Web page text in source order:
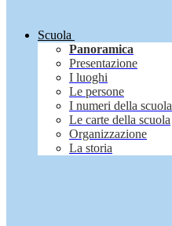
Scuola
Panoramica
Presentazione
I luoghi
Le persone
I numeri della scuola
Le carte della scuola
Organizzazione
La storia